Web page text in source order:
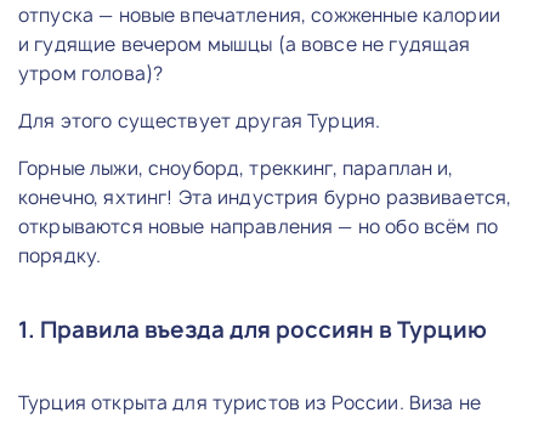
отпуска — новые впечатления, сожженные калории
и гудящие вечером мышцы (а вовсе не гудящая
утром голова)?
Для этого существует другая Турция.
Горные лыжи, сноуборд, треккинг, параплан и,
конечно, яхтинг! Эта индустрия бурно развивается,
открываются новые направления — но обо всём по
порядку.
1. Правила въезда для россиян в Турцию
Турция открыта для туристов из России. Виза не